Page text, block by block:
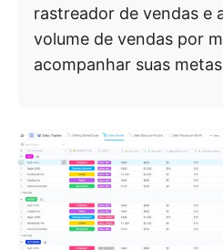
rastreador de vendas e
volume de vendas por
acompanhar suas